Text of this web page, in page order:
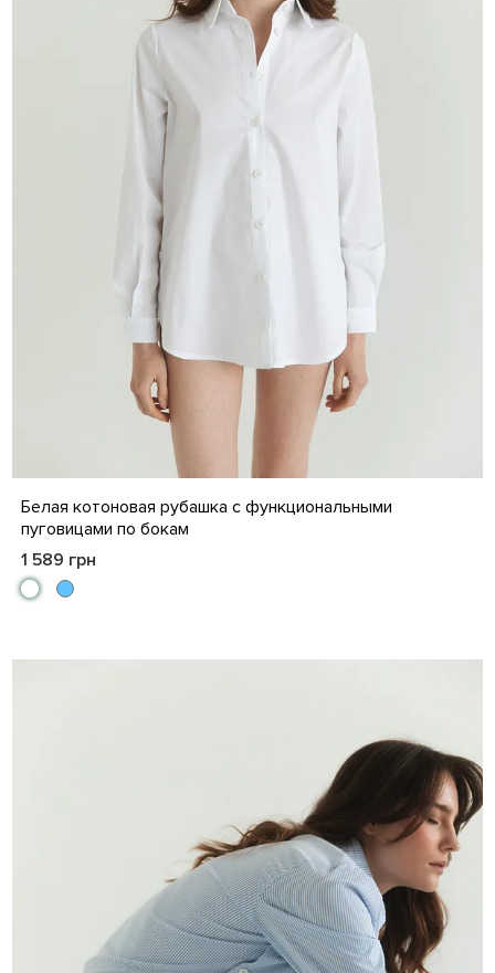
S M L XL XXL 3XL 4XL
Белая котоновая рубашка с функциональными
пуговицами по бокам
1 589 грн